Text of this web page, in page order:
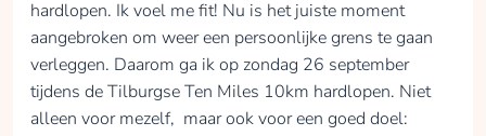
hardlopen. Ik voel me fit! Nu is het juiste moment
aangebroken om weer een persoonlijke grens te gaan
verleggen. Daarom ga ik op zondag 26 september
tijdens de Tilburgse Ten Miles 10km hardlopen. Niet
alleen voor mezelf, maar ook voor een goed doel: